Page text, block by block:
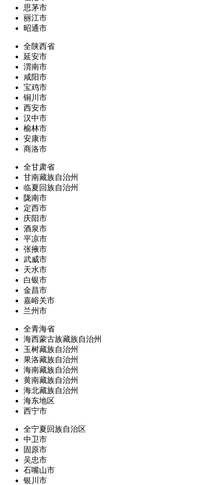
思茅市
丽江市
昭通市
全陕西省
延安市
渭南市
咸阳市
宝鸡市
铜川市
西安市
汉中市
榆林市
安康市
商洛市
全甘肃省
甘南藏族自治州
临夏回族自治州
陇南市
定西市
庆阳市
酒泉市
平凉市
张掖市
武威市
天水市
白银市
金昌市
嘉峪关市
兰州市
全青海省
海西蒙古族藏族自治州
玉树藏族自治州
果洛藏族自治州
海南藏族自治州
黄南藏族自治州
海北藏族自治州
海东地区
西宁市
全宁夏回族自治区
中卫市
固原市
吴忠市
石嘴山市
银川市